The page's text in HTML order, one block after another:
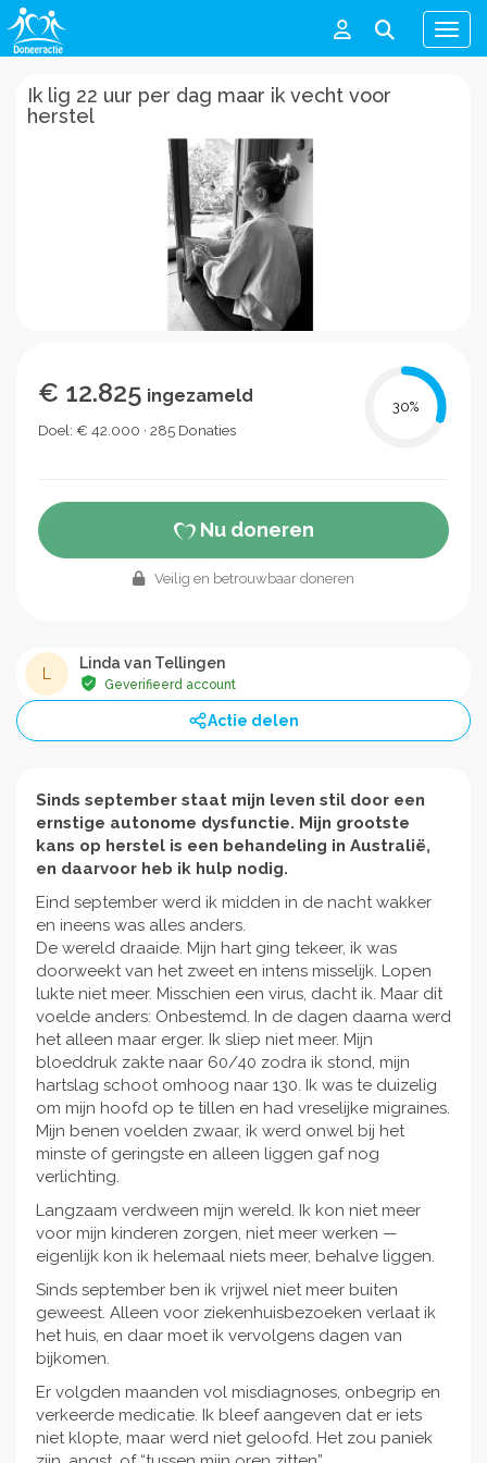
Menu
Ik lig 22 uur per dag maar ik vecht voor
herstel
€ 12.825 ingezameld
Doel: € 42.000 · 285 Donaties
30%
Nu doneren
Veilig en betrouwbaar doneren
Linda van Tellingen
Geverifieerd account
Actie delen
Sinds september staat mijn leven stil door een
ernstige autonome dysfunctie. Mijn grootste
kans op herstel is een behandeling in Australië,
en daarvoor heb ik hulp nodig.
Eind september werd ik midden in de nacht wakker
en ineens was alles anders.
De wereld draaide. Mijn hart ging tekeer, ik was
doorweekt van het zweet en intens misselijk. Lopen
lukte niet meer. Misschien een virus, dacht ik. Maar dit
voelde anders: Onbestemd. In de dagen daarna werd
het alleen maar erger. Ik sliep niet meer. Mijn
bloeddruk zakte naar 60/40 zodra ik stond, mijn
hartslag schoot omhoog naar 130. Ik was te duizelig
om mijn hoofd op te tillen en had vreselijke migraines.
Mijn benen voelden zwaar, ik werd onwel bij het
minste of geringste en alleen liggen gaf nog
verlichting.
Langzaam verdween mijn wereld. Ik kon niet meer
voor mijn kinderen zorgen, niet meer werken —
eigenlijk kon ik helemaal niets meer, behalve liggen.
Sinds september ben ik vrijwel niet meer buiten
geweest. Alleen voor ziekenhuisbezoeken verlaat ik
het huis, en daar moet ik vervolgens dagen van
bijkomen.
Er volgden maanden vol misdiagnoses, onbegrip en
verkeerde medicatie. Ik bleef aangeven dat er iets
niet klopte, maar werd niet geloofd. Het zou paniek